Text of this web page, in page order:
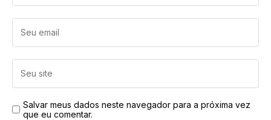
Salvar meus dados neste navegador para a próxima vez
que eu comentar.